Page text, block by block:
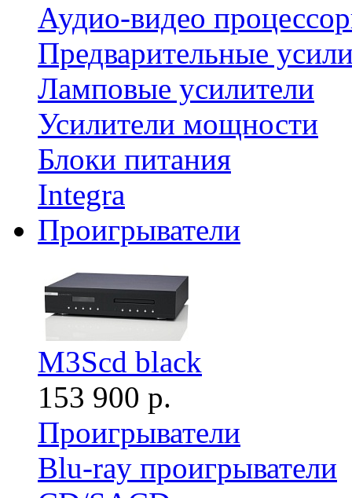
Аудио-видео
Предварительные
Ламповые усилители
Усилители мощности
Блоки питания
Integra
Проигрыватели
M3Scd black
153 900 р.
Проигрыватели
Blu-ray проигрыватели